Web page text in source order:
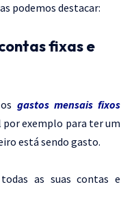
podemos destacar:
fixas e
gastos mensais fixos
exemplo para ter um
está sendo gasto.
as suas contas e